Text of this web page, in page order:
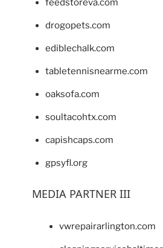
feedstoreva.com
drogopets.com
ediblechalk.com
tabletennisnearme.com
oaksofa.com
soultacohtx.com
capishcaps.com
gpsyfl.org
MEDIA PARTNER III
vwrepairarlington.com